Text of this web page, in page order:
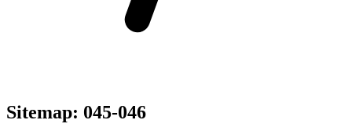
Sitemap: 045-046